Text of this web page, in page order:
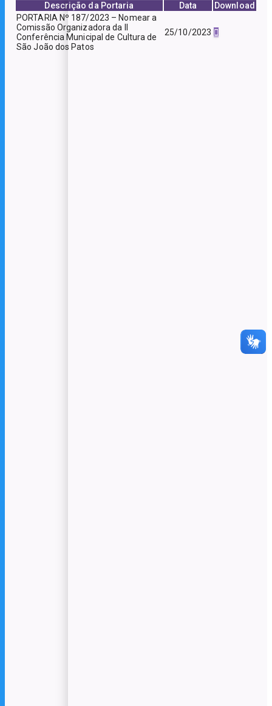
Descrição da Portaria Data
Download
PORTARIA Nº 187/2023 – Nomear a
Comissão Organizadora da II
Conferência Municipal de Cultura de
São João dos Patos
25/10/2023